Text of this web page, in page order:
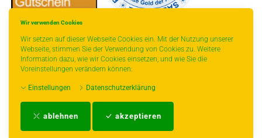
Wir verwenden Cookies
Wir setzen auf dieser Webseite Cookies ein. Mit der Nutzung unserer
Webseite, stimmen Sie der Verwendung von Cookies zu. Weitere
Information dazu, wie wir Cookies einsetzen, und wie Sie die
Voreinstellungen verändern können:
Einstellungen Datenschutzerklärung
ablehnen akzeptieren
* gilt für Lieferungen innerhalb Deutschlands, Lieferzeiten für andere Länder
entnehmen Sie bitte der Schaltfläche mit den Versandinformationen.
Impressum-AGB-Zahlungs- und Versandbedingungen
Biozertifikat
Widerrufsrecht Datenschutzerklärung